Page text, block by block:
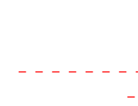
－－－－－－－